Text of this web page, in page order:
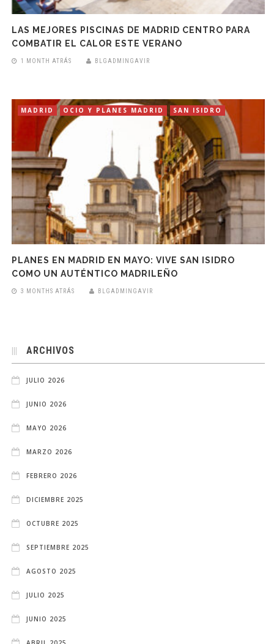
LAS MEJORES PISCINAS DE MADRID CENTRO PARA
COMBATIR EL CALOR ESTE VERANO
1 MONTH ATRÁS BLGADMINGAVIR
MADRID OCIO Y PLANES MADRID SAN ISIDRO
PLANES EN MADRID EN MAYO: VIVE SAN ISIDRO
COMO UN AUTÉNTICO MADRILEÑO
3 MONTHS ATRÁS BLGADMINGAVIR
ARCHIVOS
JULIO 2026
JUNIO 2026
MAYO 2026
MARZO 2026
FEBRERO 2026
DICIEMBRE 2025
OCTUBRE 2025
SEPTIEMBRE 2025
AGOSTO 2025
JULIO 2025
JUNIO 2025